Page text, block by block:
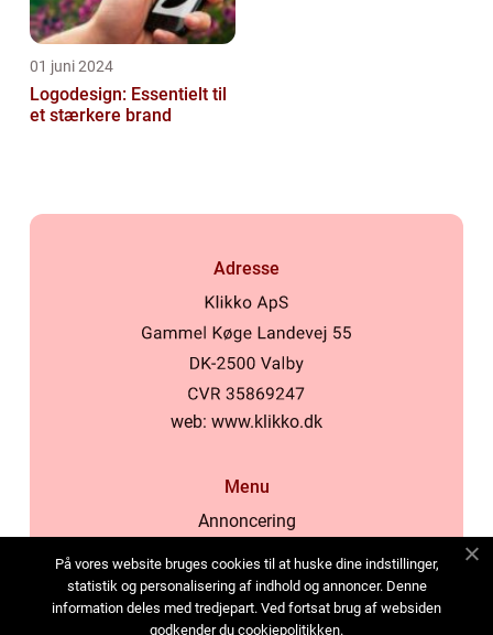
01 juni 2024
Logodesign: Essentielt til
et stærkere brand
Adresse
web: www.klikko.dk
Menu
Annoncering
Cookies
Kontakt os
På vores website bruges cookies til at huske dine indstillinger,
statistik og personalisering af indhold og annoncer. Denne
information deles med tredjepart. Ved fortsat brug af websiden
godkender du cookiepolitikken.